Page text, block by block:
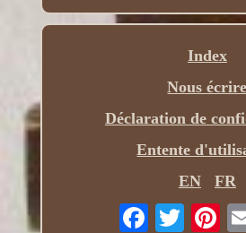
Index
Nous écrire
Déclaration de
Entente
EN
FR